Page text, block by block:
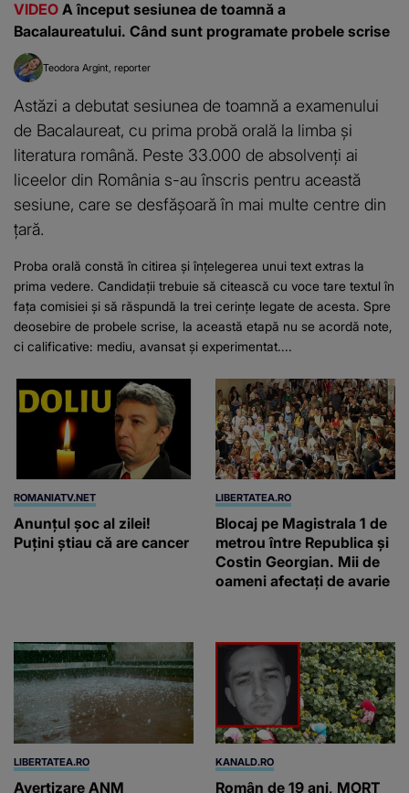
liceelor din România s-au înscris pentru această
sesiune, care se desfășoară în mai multe centre din
țară.
Proba orală constă în citirea și înțelegerea unui text extras la
fața comisiei și să răspundă la trei cerințe legate de acesta. Spre
deosebire de probele scrise, la această etapă nu se acordă note,
ci calificative: mediu, avansat și experimentat....
ROMANIATV.NET
Anunţul şoc al zilei!
Puţini ştiau că are cancer
LIBERTATEA.RO
Blocaj pe Magistrala 1 de
metrou între Republica și
Costin Georgian. Mii de
oameni afectați de avarie
nowcasting de furtuni
periculoase. Lista
completă a localităților în
care va ploua torențial și
cu grindină
după ce a cules r... Vezi
mai mult